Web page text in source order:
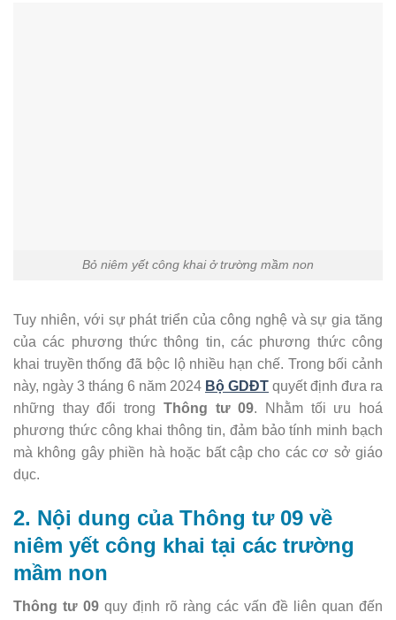
Bỏ niêm yết công khai ở trường mầm non
Tuy nhiên, với sự phát triển của công nghệ và sự gia tăng
của các phương thức thông tin, các phương thức công
khai truyền thống đã bộc lộ nhiều hạn chế. Trong bối cảnh
này, ngày 3 tháng 6 năm 2024 Bộ GDĐT quyết định đưa ra
những thay đổi trong Thông tư 09. Nhằm tối ưu hoá
phương thức công khai thông tin, đảm bảo tính minh bạch
mà không gây phiền hà hoặc bất cập cho các cơ sở giáo
dục.
2. Nội dung của Thông tư 09 về
niêm yết công khai tại các trường
mầm non
Thông tư 09 quy định rõ ràng các vấn đề liên quan đến